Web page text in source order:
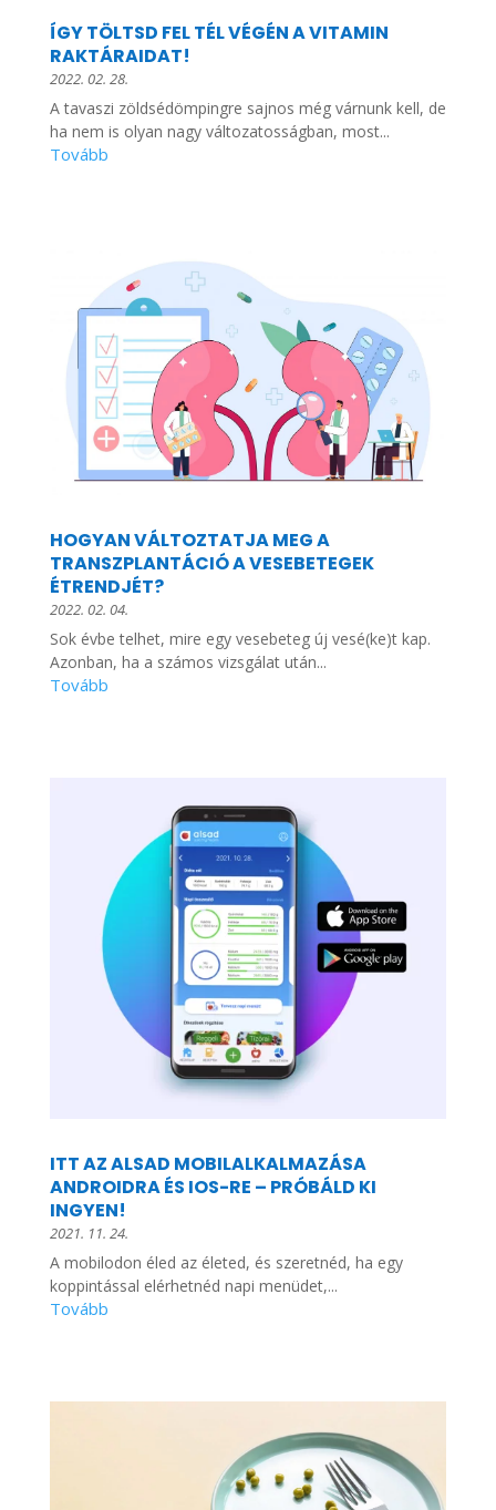
ÍGY TÖLTSD FEL TÉL VÉGÉN A VITAMIN
RAKTÁRAIDAT!
2022. 02. 28.
A tavaszi zöldsédömpingre sajnos még várnunk kell, de
ha nem is olyan nagy változatosságban, most...
HOGYAN VÁLTOZTATJA MEG A
TRANSZPLANTÁCIÓ A VESEBETEGEK
ÉTRENDJÉT?
2022. 02. 04.
Sok évbe telhet, mire egy vesebeteg új vesé(ke)t kap.
Azonban, ha a számos vizsgálat után...
ITT AZ ALSAD MOBILALKALMAZÁSA
ANDROIDRA ÉS IOS-RE – PRÓBÁLD KI
INGYEN!
2021. 11. 24.
A mobilodon éled az életed, és szeretnéd, ha egy
koppintással elérhetnéd napi menüdet,...